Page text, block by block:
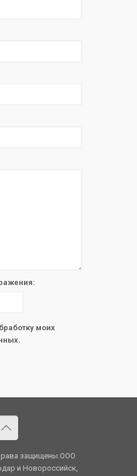
моих
защищены.OOO
и Новороссийск,